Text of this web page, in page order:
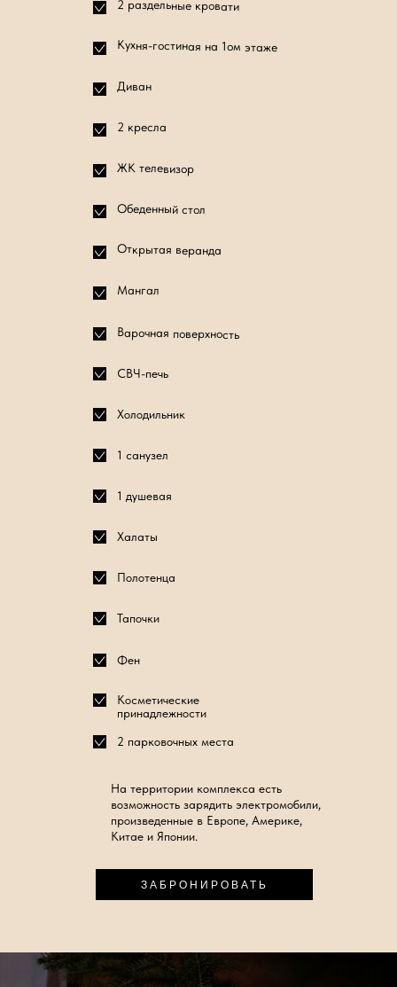
ЗАБРОНИРОВАТЬ
СВЧ-печь
Холодильник
1 санузел
1 душевая
Халаты
Полотенца
Тапочки
Обеденный стол
ЖК телевизор
2 кресла
Диван
Кухня-гостиная на 1ом этаже
2 раздельные кровати
Варочная поверхность
На территории комплекса есть
возможность зарядить электромобили,
произведенные в Европе, Америке,
Китае и Японии.
Фен
Косметические
принадлежности
Мангал
Открытая веранда
2 парковочных места